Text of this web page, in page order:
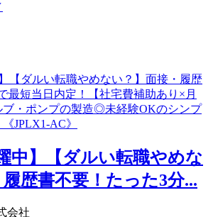
中】【ダルい転職やめな
歴書不要！たった3分...
会社